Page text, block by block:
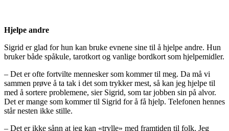
Hjelpe andre
Sigrid er glad for hun kan bruke evnene sine til å hjelpe andre. Hun
bruker både spåkule, tarotkort og vanlige bordkort som hjelpemidler.
– Det er ofte fortvilte mennesker som kommer til meg. Da må vi
sammen prøve å ta tak i det som trykker mest, så kan jeg hjelpe til
med å sortere problemene, sier Sigrid, som tar jobben sin på alvor.
Det er mange som kommer til Sigrid for å få hjelp. Telefonen hennes
står nesten ikke stille.
– Det er ikke sånn at jeg kan «trylle» med framtiden til folk. Jeg